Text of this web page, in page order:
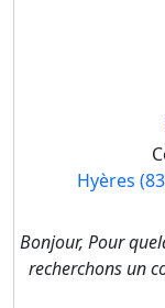
Hyères
Bonjour, Pour
recherchons un